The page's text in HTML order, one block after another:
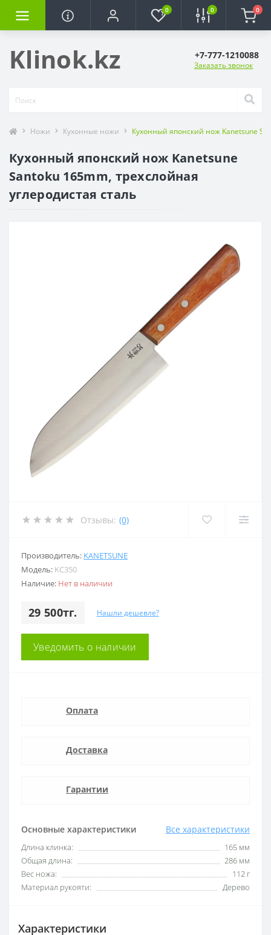
0 0 0
Klinok.kz +7-777-1210088
Заказать звонок
Ножи Кухонные ножи Кухонный японский нож Kanetsune
Кухонный японский нож Kanetsune
Santoku 165mm, трехслойная
углеродистая сталь
Отзывы: (0)
Производитель: KANETSUNE
Модель: KC350
Наличие: Нет в наличии
29 500тг. Нашли дешевле?
Уведомить о наличии
Основные характеристики Все характеристики
Длина клинка:
165 мм
Общая длина:
286 мм
Вес ножа:
112 г
Материал рукояти:
Дерево
Оплата
Доставка
Гарантии
Характеристики